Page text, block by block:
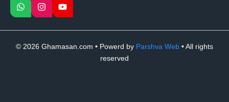
© 2026 Ghamasan.com • Powerd by Parshva Web • All rights
reserved